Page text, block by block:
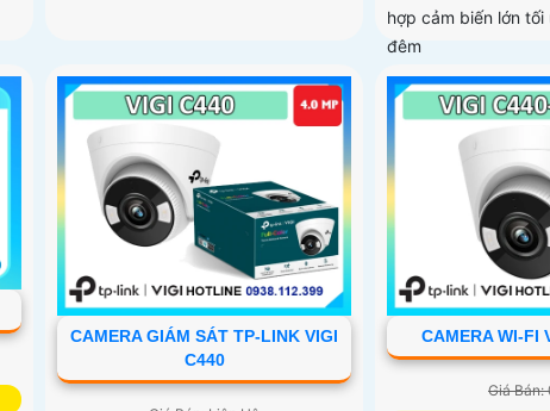
hợp cảm biến lớn tối
đêm
CAMERA GIÁM SÁT TP-LINK VIGI
C440
CAMERA WI-FI
Giá Bán: